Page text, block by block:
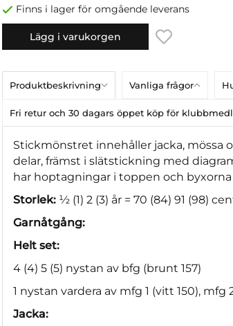
Finns i lager för omgående leverans
Lägg i varukorgen
Produktbeskrivning Vanliga frågor
Fri retur och 30 dagars öppet köp för
Stickmönstret innehåller jacka, mössa
delar, främst i slätstickning med
har hoptagningar i toppen och
Storlek: ½ (1) 2 (3) år = 70 (84) 91 (98)
Garnåtgång:
Helt set:
4 (4) 5 (5) nystan av bfg (brunt 157)
1 nystan vardera av mfg 1 (vitt 150), mfg
Jacka: